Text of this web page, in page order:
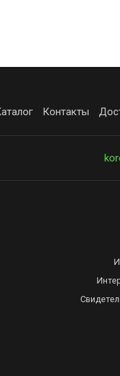
Контакты